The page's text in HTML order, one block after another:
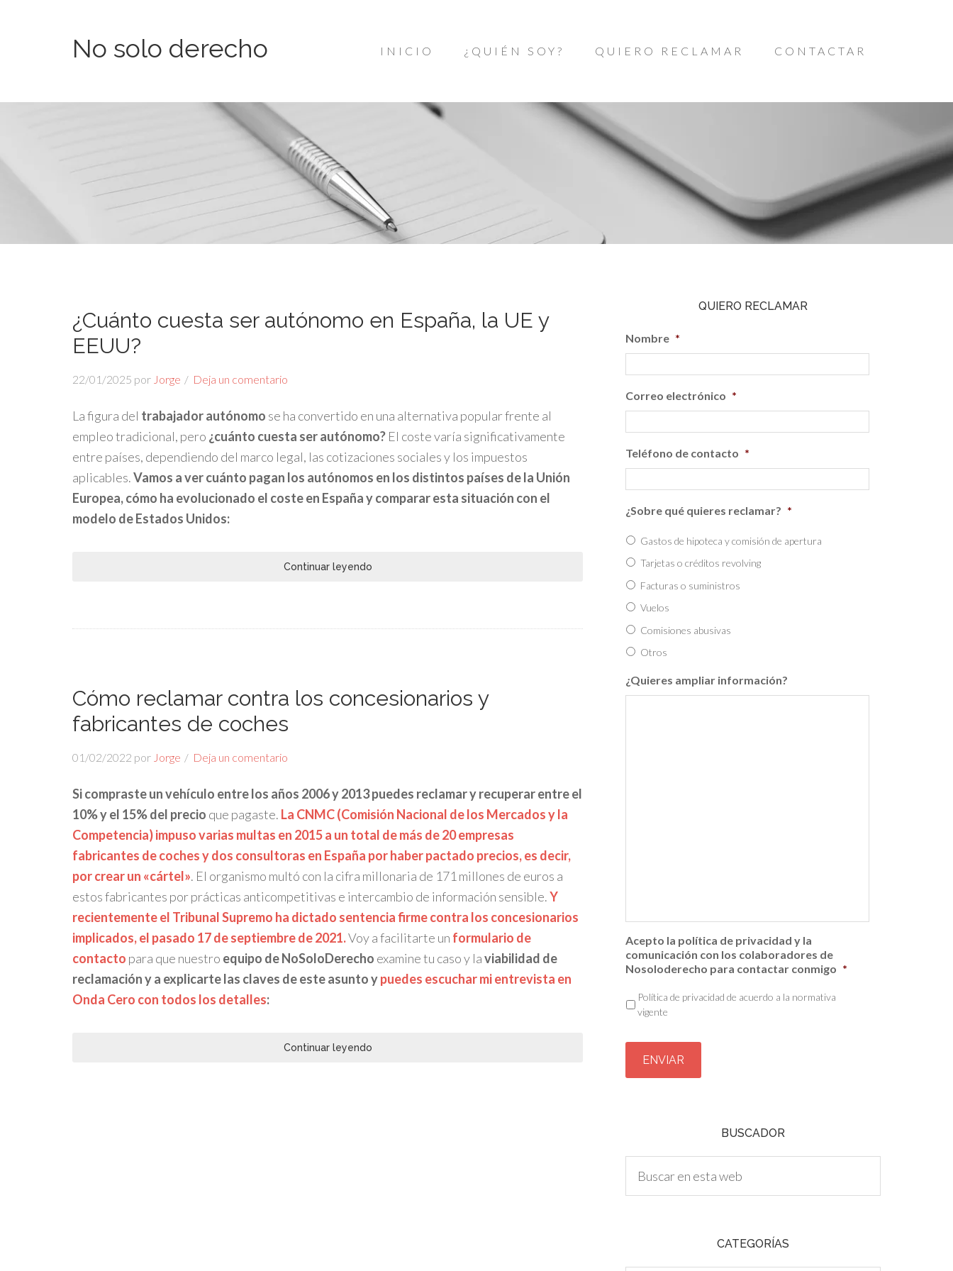
No solo derecho INICIO ¿QUIÉN SOY? QUIERO RECLAMAR CONTACTAR
¿Cuánto cuesta ser autónomo en España, la UE y
EEUU?
22/01/2025 por Jorge Deja un comentario
La figura del trabajador autónomo se ha convertido en una alternativa popular frente al
empleo tradicional, pero ¿cuánto cuesta ser autónomo? El coste varía significativamente
entre países, dependiendo del marco legal, las cotizaciones sociales y los impuestos
aplicables.Vamos a ver cuánto pagan los autónomos en los distintos países de la Unión
Europea, cómo ha evolucionado el coste en España y comparar esta situación con el
modelo de Estados Unidos:
Continuar leyendo
Cómo reclamar contra los concesionarios y
fabricantes de coches
01/02/2022 por Jorge Deja un comentario
Si compraste un vehículo entre los años 2006 y 2013 puedes reclamar y recuperar entre el
10% y el 15% del precio que pagaste. La CNMC (Comisión Nacional de los Mercados y la
Competencia) impuso varias multas en 2015 a un total de más de 20 empresas
fabricantes de coches y dos consultoras en España por haber pactado precios, es decir,
por crear un «cártel». El organismo multó con la cifra millonaria de 171 millones de euros a
estos fabricantes por prácticas anticompetitivas e intercambio de información sensible.Y
recientemente el Tribunal Supremo ha dictado sentencia firme contra los concesionarios
implicados, el pasado 17 de septiembre de 2021.Voy a facilitarte un formulario de
contacto para que nuestro equipo de NoSoloDerecho examine tu caso y laviabilidad de
reclamación y a explicarte las claves de este asunto ypuedes escuchar mi entrevista en
Onda Cero con todos los detalles:
Continuar leyendo
QUIERO RECLAMAR
Nombre *
Correo electrónico *
Teléfono de contacto *
¿Sobre qué quieres reclamar? *
Gastos de hipoteca y comisión de apertura
Tarjetas o créditos revolving
Facturas o suministros
Vuelos
Comisiones abusivas
Otros
¿Quieres ampliar información?
Acepto la política de privacidad y la
comunicación con los colaboradores de
Nosoloderecho para contactar conmigo *
Política de privacidad de acuerdo a la normativa
vigente
T
BUSCADOR
CATEGORÍAS